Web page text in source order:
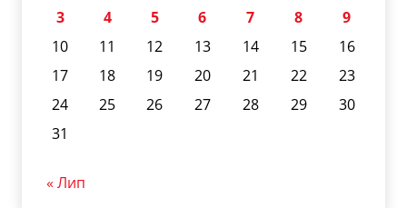
3
4 5 6 7 8
9
10
11 12 13 14 15
16
17
18 19 20 21 22
23
24
25 26 27 28 29
30
31
« Лип